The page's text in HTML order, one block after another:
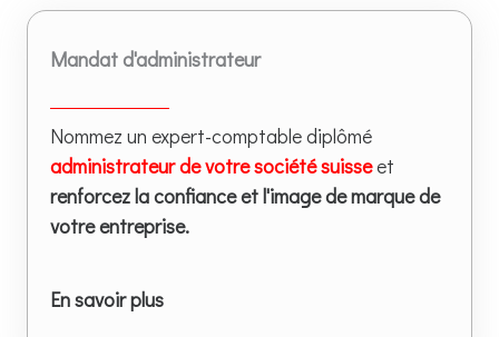
Mandat d'administrateur
Nommez un expert-comptable diplômé
administrateur de votre société suisseet
renforcez la confiance et l'image de marque de
votre entreprise.
En savoir plus